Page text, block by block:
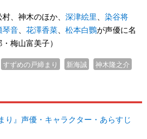
、神木のほか、 深津絵里
染谷将
琴音 花澤香菜 松本白鸚が声優に名
梅山富美子）
すずめの戸締まり 新海誠 神木隆之介
り』声優・キャラクター・あらすじ